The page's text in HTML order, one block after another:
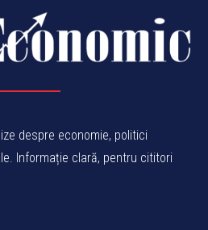
despre economie, politici
Informație clară, pentru cititori